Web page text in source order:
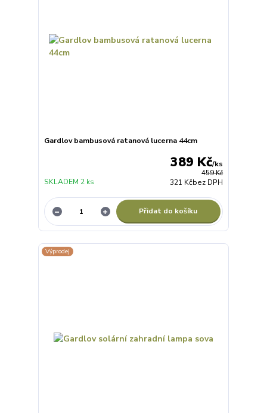
Gardlov bambusová ratanová lucerna 44cm
459 Kč
389 Kč/ks
321 Kčbez DPH
SKLADEM 2 ks
Přidat do košíku
Výprodej